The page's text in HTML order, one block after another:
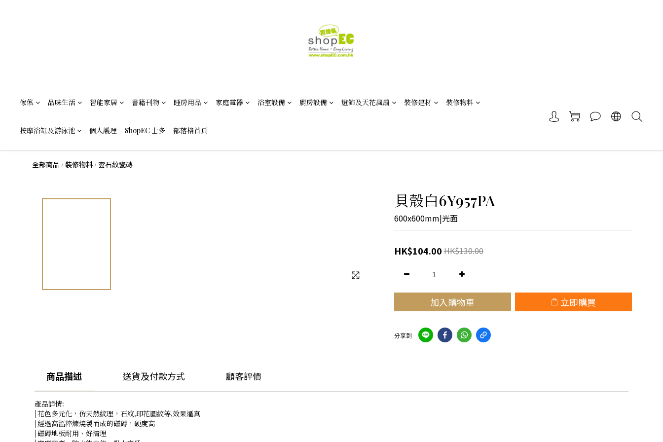
傢俬 品味生活 智能家居 書籍刊物 睡房用品 家庭電器 浴室設備 廚房設備 燈飾及天花風扇 裝修建材 裝修物料
按摩浴缸及游泳池 個人護理 ShopEC 士多 部落格首頁
全部商品 / 裝修物料 / 雲石紋瓷磚
貝殼白6Y957PA
600x600mm|光面
HK$104.00HK$130.00
加入購物車 立即購買
分享到
商品描述 送貨及付款方式 顧客評價
產品詳情:
| 花色多元化，仿天然紋理，石紋,印花圖紋等,效果逼真
| 經過高溫粹煉燒製而成的磁磚，硬度高
| 磁磚地板耐用、好清理